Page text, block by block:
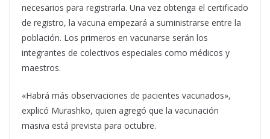
necesarios para registrarla. Una vez obtenga el certificado
de registro, la vacuna empezará a suministrarse entre la
población. Los primeros en vacunarse serán los
integrantes de colectivos especiales como médicos y
maestros.
«Habrá más observaciones de pacientes vacunados»,
explicó Murashko, quien agregó que la vacunación
masiva está prevista para octubre.